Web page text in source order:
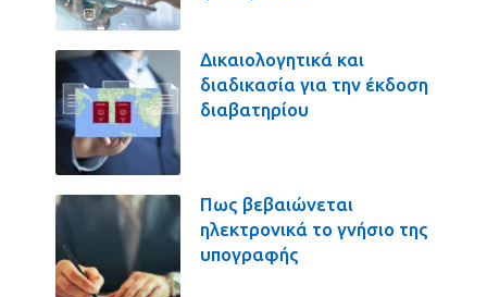
Δικαιολογητικά και
διαδικασία για την έκδοση
διαβατηρίου
Πως βεβαιώνεται
ηλεκτρονικά το γνήσιο της
υπογραφής